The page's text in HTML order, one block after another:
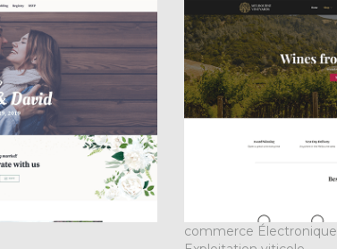
commerce Électronique